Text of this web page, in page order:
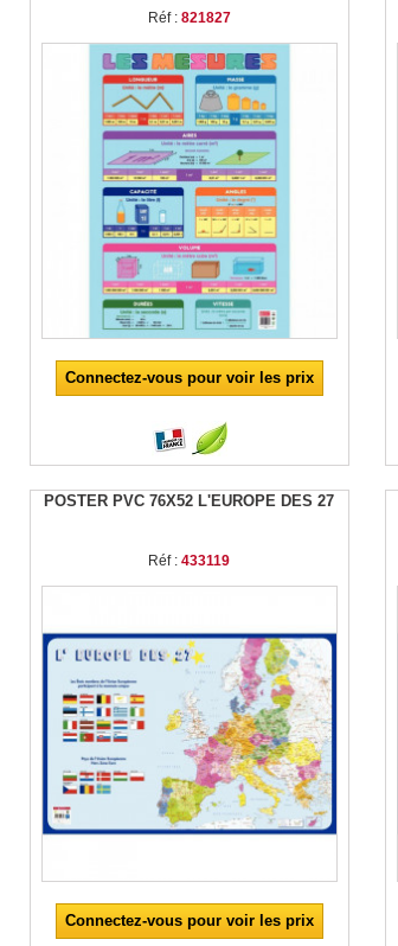
Réf : 821827
Connectez-vous pour voir les prix
POSTER PVC 76X52 L'EUROPE DES 27
Réf :433119
Connectez-vous pour voir les prix